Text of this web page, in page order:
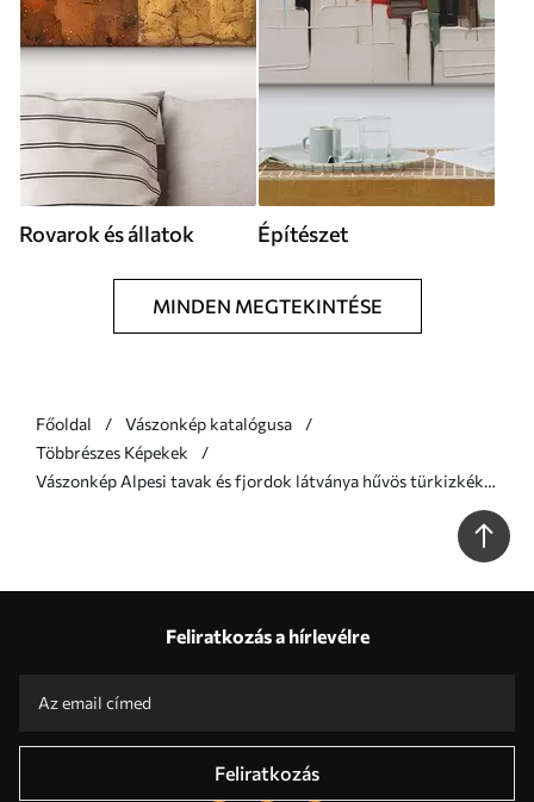
Rovarok és állatok Építészet
MINDEN MEGTEKINTÉSE
Főoldal
Vászonkép katalógusa
Többrészes Képekek
Vászonkép Alpesi tavak és fjordok látványa hűvös türkizkék
Feliratkozás a hírlevélre
Feliratkozás